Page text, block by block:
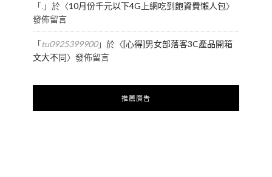
「.」於〈10月份千元以下4G上網吃到飽資費懶人包〉
發佈留言
「tu0925399900」於〈[心得]男女部落客3C產品開箱
文大不同〉發佈留言
推薦廣告